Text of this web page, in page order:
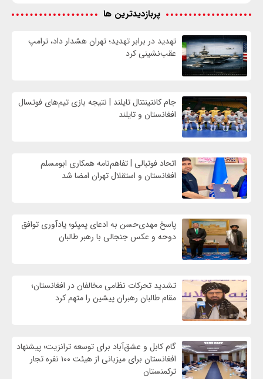
پربازدیدترین ها
تهدید در برابر تهدید؛ تهران هشدار داد، ترامپ
عقب‌نشینی کرد
جام کانتیننتال تایلند | نتیجه بازی تیم‌های فوتسال
افغانستان و تایلند
اتحاد فوتبالی | تفاهم‌نامه همکاری ابومسلم
افغانستان و استقلال تهران امضا شد
پاسخ مهدی‌حسن به ادعای پمپئو؛ یادآوری توافق
دوحه و عکس جنجالی با رهبر طالبان
تشدید تحرکات نظامی مخالفان در افغانستان؛
مقام طالبان رهبران پیشین را متهم کرد
گام کابل و عشق‌آباد برای توسعه ترانزیت؛ پیشنهاد
افغانستان برای میزبانی از هیئت ۱۰۰ نفره تجار
ترکمنستان